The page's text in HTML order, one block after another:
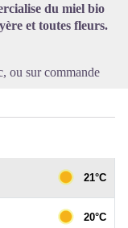
du miel bio
et toutes fleurs.
ou sur commande